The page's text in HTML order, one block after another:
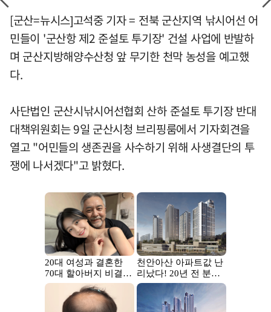
[군산=뉴시스]고석중 기자 = 전북 군산지역 낚시어선 어
민들이 '군산항 제2 준설토 투기장' 건설 사업에 반발하
며 군산지방해양수산청 앞 무기한 천막 농성을 예고했
다.
사단법인 군산시낚시어선협회 산하 준설토 투기장 반대
대책위원회는 9일 군산시청 브리핑룸에서 기자회견을
열고 "어민들의 생존권을 사수하기 위해 사생결단의 투
쟁에 나서겠다"고 밝혔다.